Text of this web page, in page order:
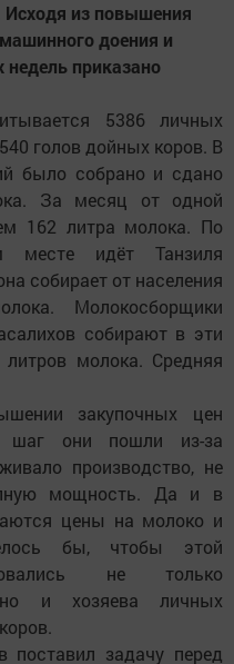
из повышения
доения и
приказано
5386 личных
голов дойных коров. В
было собрано и сдано
За месяц от одной
162 литра молока. По
месте идёт Танзиля
собирает от населения
Молокосборщики
собирают в эти
молока. Средняя
закупочных цен
шаг они пошли из-за
производство, не
мощность. Да и в
цены на молоко и
бы, чтобы этой
не только
но и хозяева личных
поставил задачу перед